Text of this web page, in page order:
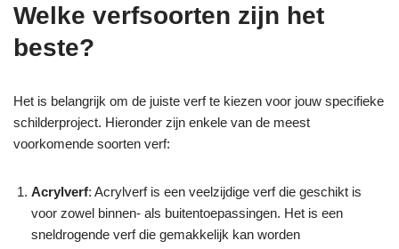
Welke verfsoorten zijn het
beste?
Het is belangrijk om de juiste verf te kiezen voor jouw specifieke
schilderproject. Hieronder zijn enkele van de meest
voorkomende soorten verf:
Acrylverf: Acrylverf is een veelzijdige verf die geschikt is
voor zowel binnen- als buitentoepassingen. Het is een
sneldrogende verf die gemakkelijk kan worden